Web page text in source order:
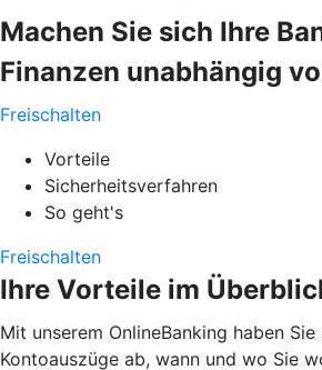
Machen Sie sich Ihre
Finanzen unabhängig
Freischalten
Vorteile
Sicherheitsverfahren
So geht's
Freischalten
Ihre Vorteile im
Mit unserem OnlineBanking haben
Kontoauszüge ab, wann und wo Sie